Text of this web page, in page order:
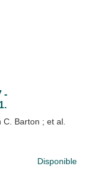
-
C. Barton ; et al.
Disponible